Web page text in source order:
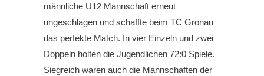
männliche U12 Mannschaft erneut
ungeschlagen und schaffte beim TC Gronau
das perfekte Match. In vier Einzeln und zwei
Doppeln holten die Jugendlichen 72:0 Spiele.
Siegreich waren auch die Mannschaften der